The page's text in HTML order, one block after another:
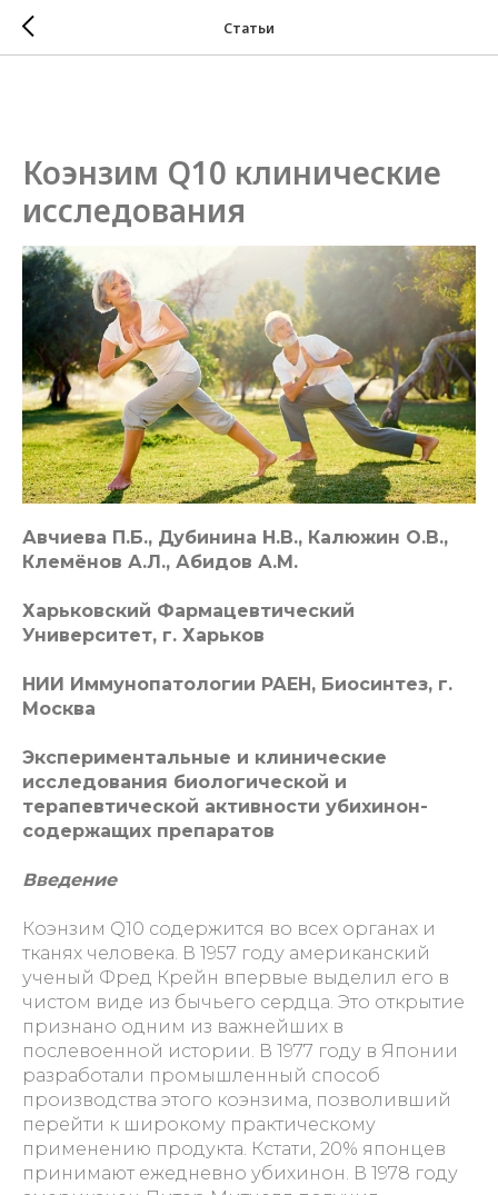
Статьи
Коэнзим Q10 клинические
исследования
Авчиева П.Б., Дубинина Н.В., Калюжин О.В.,
Клемёнов А.Л., Абидов А.М.
Харьковский Фармацевтический
Университет, г. Харьков
НИИ Иммунопатологии РАЕН, Биосинтез, г.
Москва
Экспериментальные и клинические
исследования биологической и
терапевтической активности убихинон-
содержащих препаратов
Введение
Коэнзим Q10 содержится во всех органах и
тканях человека. В 1957 году американский
ученый Фред Крейн впервые выделил его в
чистом виде из бычьего сердца. Это открытие
признано одним из важнейших в
послевоенной истории. В 1977 году в Японии
разработали промышленный способ
производства этого коэнзима, позволивший
перейти к широкому практическому
применению продукта. Кстати, 20% японцев
принимают ежедневно убихинон. В 1978 году